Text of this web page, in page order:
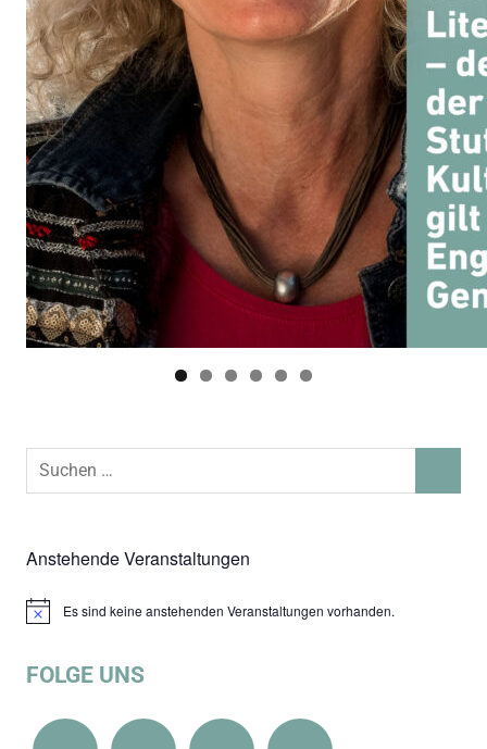
Suchen
Anstehende Veranstaltungen
HinweisEs sind keine anstehenden Veranstaltungen vorhanden.
FOLGE UNS